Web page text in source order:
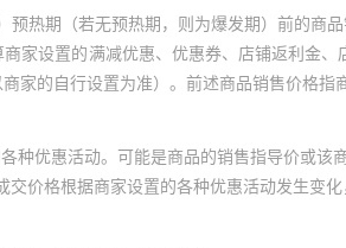
预热期（若无预热期，则为爆发期）前的
家设置的满减优惠、优惠券、店铺返利金
家的自行设置为准）。前述商品销售价格
优惠活动。可能是商品的销售指导价或该
价格根据商家设置的各种优惠活动发生变化